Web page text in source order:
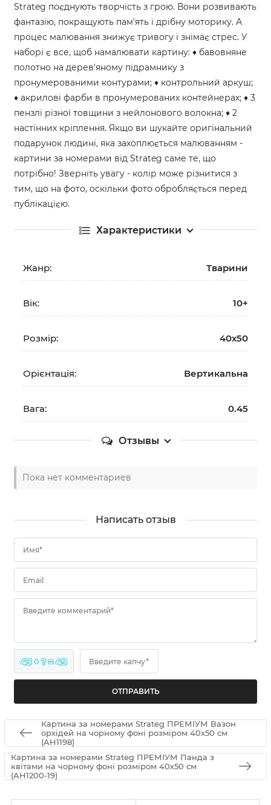
Strateg поєднують творчість з грою. Вони розвивають
фантазію, покращують пам'ять і дрібну моторику. А
процес малювання знижує тривогу і знімає стрес. У
наборі є все, щоб намалювати картину: ♦ бавовняне
полотно на дерев'яному підрамнику з
пронумерованими контурами; ♦ контрольний аркуш;
♦ акрилові фарби в пронумерованих контейнерах; ♦ 3
пензлі різної товщини з нейлонового волокна; ♦ 2
настінних кріплення. Якщо ви шукайте оригінальний
подарунок людині, яка захоплюється малюванням -
картини за номерами від Strateg саме те, що
потрібно! Зверніть увагу - колір може різнитися з
тим, що на фото, оскільки фото обробляється перед
публікацією.
Характеристики
Жанр: Тварини
Вік: 10+
Розмір: 40х50
Орієнтація: Вертикальна
Вага: 0.45
Отзывы
Пока нет комментариев
Написать отзыв
Имя*
Email
Введите комментарий*
43 + ? = 49 Введите капчу*
Картина за номерами Strateg ПРЕМІУМ Вазон
орхідей на чорному фоні розміром 40х50 см
(AH1198)
Картина за номерами Strateg ПРЕМІУМ Панда з
квітами на чорному фоні розміром 40х50 см
(AH1200-19)